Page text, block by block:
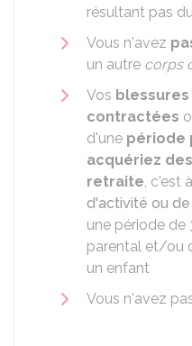
résultant pas
Vous n'avez
un autre corps
Vos
contractées
d'une période
acquériez
retraite, c'est
d'activité ou
une période de
parental et/ou
un enfant
Vous n'avez